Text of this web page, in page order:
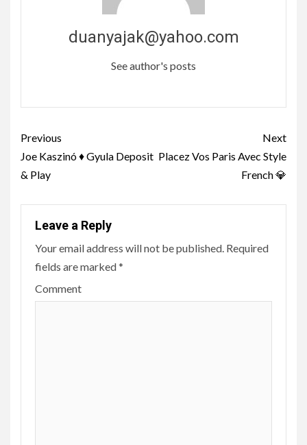
duanyajak@yahoo.com
See author's posts
Continue
Reading
Previous
Joe Kaszinó ♦ Gyula Deposit
& Play
Next
Placez Vos Paris Avec Style
French 💎
Leave a Reply
Your email address will not be published. Required
fields are marked*
Comment